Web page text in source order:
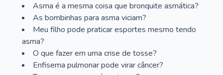
Asma é a mesma coisa que bronquite asmática?
As bombinhas para asma viciam?
Meu filho pode praticar esportes mesmo tendo
asma?
O que fazer em uma crise de tosse?
Enfisema pulmonar pode virar câncer?